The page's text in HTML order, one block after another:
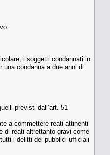
i soggetti condannati in
condanna a due anni di
previsti dall’art. 51
a commettere reati attinenti
di reati altrettanto gravi come
i delitti dei pubblici ufficiali